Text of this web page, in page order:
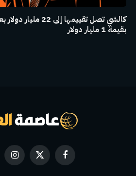
كالشي تصل تقييمها
بقيمة 1 مليار دولار
فيسبوك
X
(Twitter)